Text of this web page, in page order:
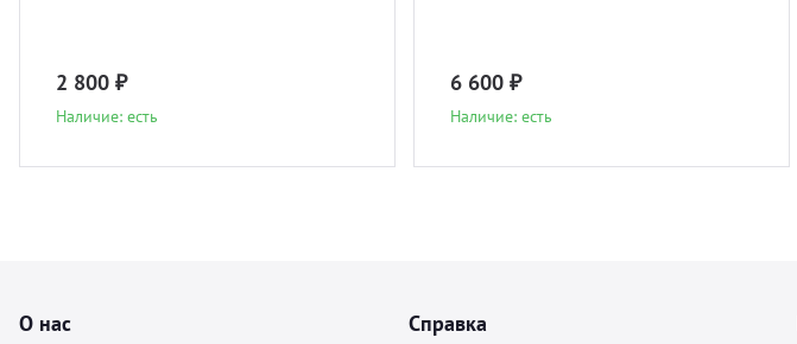
2 800 ₽
Наличие: есть
6 600 ₽
Наличие: есть
О нас Справка